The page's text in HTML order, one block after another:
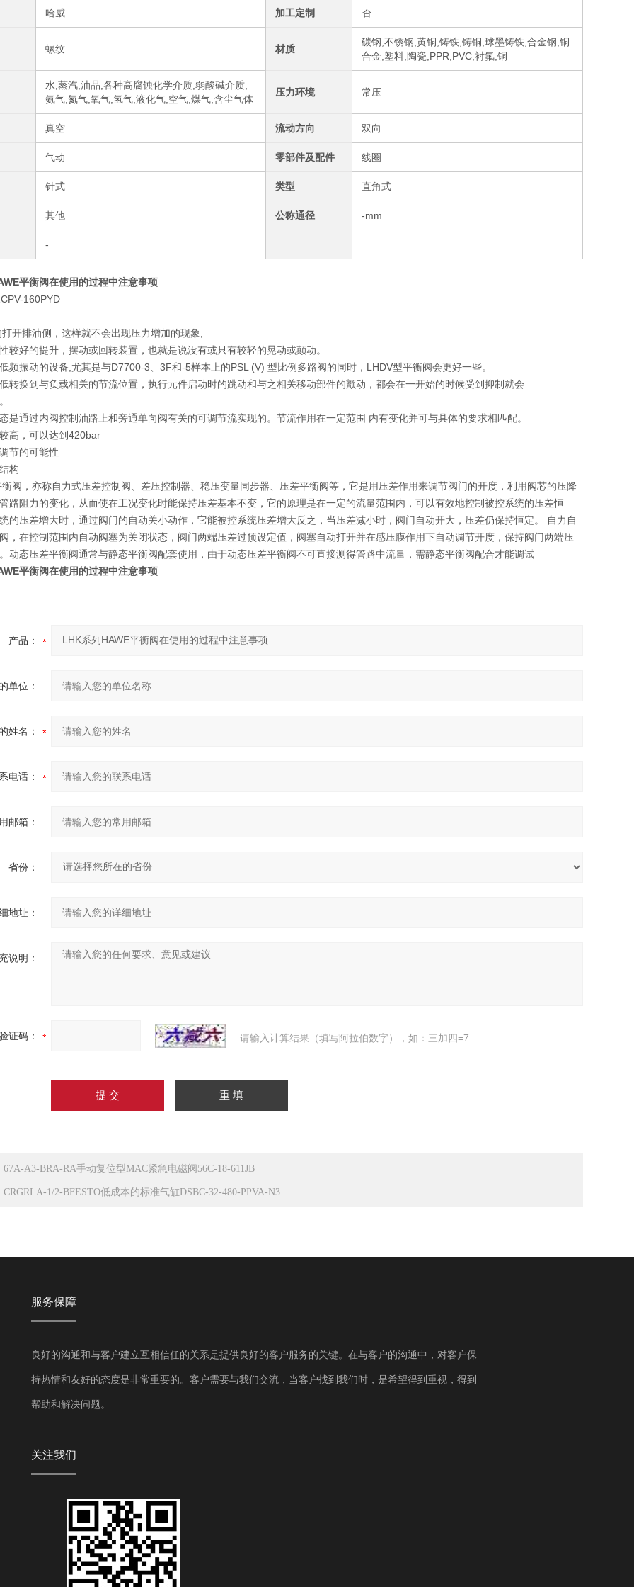
哈威 加工定制 否
螺纹 材质
碳钢,不锈钢,黄铜,铸铁,铸铜,球墨铸铁,合金钢,铜
合金,塑料,陶瓷,PPR,PVC,衬氟,铜
水,蒸汽,油品,各种高腐蚀化学介质,弱酸碱介质,
氨气,氮气,氧气,氢气,液化气,空气,煤气,含尘气体
压力环境 常压
真空 流动方向 双向
气动 零部件及配件 线圈
针式 类型 直角式
其他 公称通径 -mm
-
平衡阀在使用的过程中注意事项
160PYD
开排油侧，这样就不会出现压力增加的现象,
较好的提升，摆动或回转装置，也就是说没有或只有较轻的晃动或颠动。
频振动的设备,尤其是与D7700-3、3F和-5样本上的PSL (V) 型比例多路阀的同时，LHDV型平衡阀会更好一些。
转换到与负载相关的节流位置，执行元件启动时的跳动和与之相关移动部件的颤动，都会在一开始的时候受到抑制就会
是通过内阀控制油路上和旁通单向阀有关的可调节流实现的。节流作用在一定范围 内有变化并可与具体的要求相匹配。
高，可以达到420bar
节的可能性
构
阀，亦称自力式压差控制阀、差压控制器、稳压变量同步器、压差平衡阀等，它是用压差作用来调节阀门的开度，利用阀芯的压降
路阻力的变化，从而使在工况变化时能保持压差基本不变，它的原理是在一定的流量范围内，可以有效地控制被控系统的压差恒
的压差增大时，通过阀门的自动关小动作，它能被控系统压差增大反之，当压差减小时，阀门自动开大，压差仍保持恒定。 自力自
，在控制范围内自动阀塞为关闭状态，阀门两端压差过预设定值，阀塞自动打开并在感压膜作用下自动调节开度，保持阀门两端压
动态压差平衡阀通常与静态平衡阀配套使用，由于动态压差平衡阀不可直接测得管路中流量，需静态平衡阀配合才能调试
平衡阀在使用的过程中注意事项
产品：
单位：
姓名：
电话：
邮箱：
省份：
地址：
说明：
证码： 请输入计算结果（填写阿拉伯数字），如：三加四=7
67A-A3-BRA-RA手动复位型MAC紧急电磁阀56C-18-611JB
CRGRLA-1/2-BFESTO低成本的标准气缸DSBC-32-480-PPVA-N3
服务保障
良好的沟通和与客户建立互相信任的关系是提供良好的客户服务的关键。在与客户的沟通中，对客户保
持热情和友好的态度是非常重要的。客户需要与我们交流，当客户找到我们时，是希望得到重视，得到
帮助和解决问题。
关注我们